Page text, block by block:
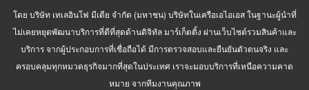
โดย บริษัท เทเลอินโฟ มีเดีย จำกัด (มหาชน) บริษัทในเครือเอไอเอส ในฐานะผู้นำที่
ไม่เคยหยุดพัฒนาบริการที่ดีที่สุดด้านดิจิทัล มาร์เก็ตติ้ง ผ่านเว็บไซต์รวมสินค้าและ
บริการ จากผู้ประกอบการที่เชื่อถือได้ มีการตรวจสอบและยืนยันตัวตนจริง และ
ครอบคลุมทุกหมวดธุรกิจมากที่สุดในประเทศ เราจะมอบบริการที่เหนือความคาด
หมาย จากทีมงานคุณภาพ